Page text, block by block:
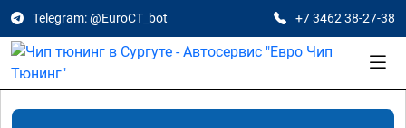
Telegram: @EuroCT_bot +7 3462 38-27-38